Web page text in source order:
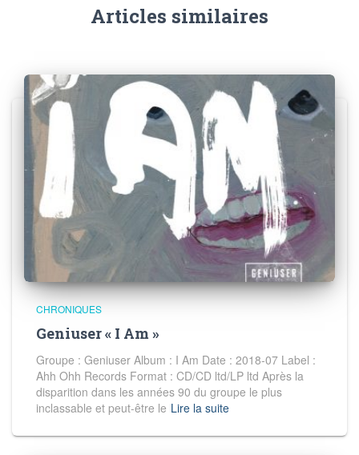
Articles similaires
CHRONIQUES
Geniuser « I Am »
Groupe : Geniuser Album : I Am Date : 2018-07 Label :
Ahh Ohh Records Format : CD/CD ltd/LP ltd Après la
disparition dans les années 90 du groupe le plus
inclassable et peut-être le Lire la suite